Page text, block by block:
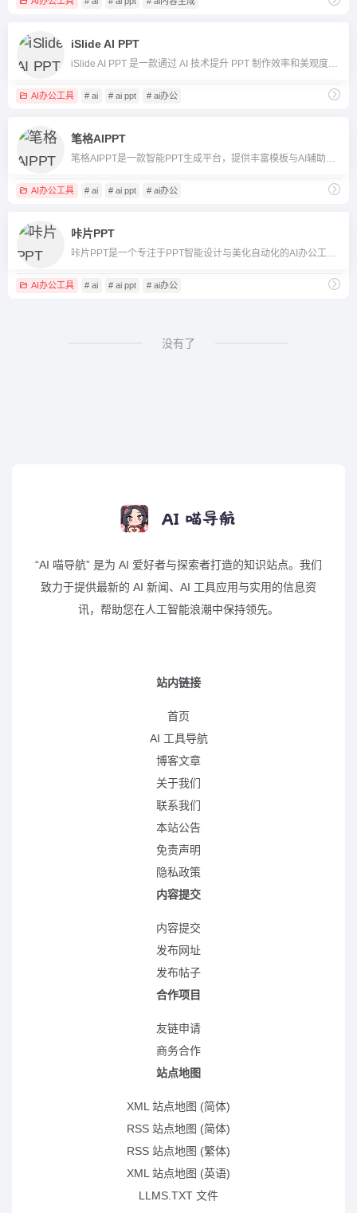
iSlide AI PPT
AI办公工具 # ai # ai ppt # ai办公
笔格AIPPT
AI办公工具 # ai # ai ppt # ai办公
咔片PPT
AI办公工具 # ai # ai ppt # ai办公
没有了
“AI 喵导航” 是为 AI 爱好者与探索者打造的知识站点。我们
致力于提供最新的 AI 新闻、AI 工具应用与实用的信息资
讯，帮助您在人工智能浪潮中保持领先。
站内链接
首页
AI 工具导航
博客文章
关于我们
联系我们
本站公告
免责声明
隐私政策
内容提交
内容提交
发布网址
发布帖子
合作项目
友链申请
商务合作
站点地图
XML 站点地图 (简体)
RSS 站点地图 (简体)
RSS 站点地图 (繁体)
XML 站点地图 (英语)
LLMS.TXT 文件